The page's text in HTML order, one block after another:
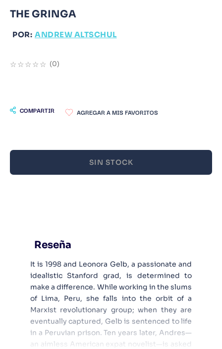
THE GRINGA
POR: ANDREW ALTSCHUL
☆☆☆☆☆ (0)
COMPARTIR
SIN STOCK
Reseña
It is 1998 and Leonora Gelb, a passionate and
idealistic Stanford grad, is determined to
make a difference. While working in the slums
of Lima, Peru, she falls into the orbit of a
Marxist revolutionary group; when they are
eventually captured, Gelb is sentenced to life
in a Peruvian prison. Ten years later, Andres—
an aimless American expat novelist—is asked
9.
Infantil
10. Warhammer